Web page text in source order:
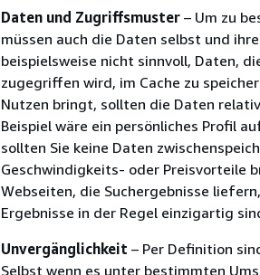
Daten und Zugriffsmuster – Um zu
müssen auch die Daten selbst und
beispielsweise nicht sinnvoll, Daten,
zugegriffen wird, im Cache zu
Nutzen bringt, sollten die Daten
Beispiel wäre ein persönliches Profil
sollten Sie keine Daten
Geschwindigkeits- oder Preisvorteile
Webseiten, die Suchergebnisse
Ergebnisse in der Regel einzigartig
Unvergänglichkeit – Per Definition
Selbst wenn es unter bestimmten